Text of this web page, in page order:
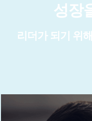
성장
리더가 되기 위